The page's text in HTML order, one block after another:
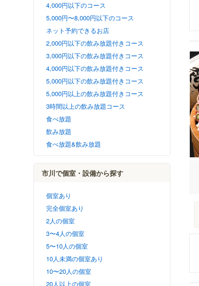
4,000円以下のコース
5,000円〜8,000円以下のコース
ネット予約できるお店
2,000円以下の飲み放題付きコース
3,000円以下の飲み放題付きコース
4,000円以下の飲み放題付きコース
5,000円以下の飲み放題付きコース
5,000円以上の飲み放題付きコース
3時間以上の飲み放題コース
食べ放題
飲み放題
食べ放題&飲み放題
市川で個室・設備から探す
個室あり
完全個室あり
2人の個室
3〜4人の個室
5〜10人の個室
10人未満の個室あり
10〜20人の個室
20人以上の個室